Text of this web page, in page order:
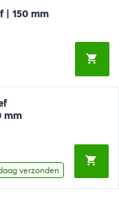
| 150 mm
mm
verzonden